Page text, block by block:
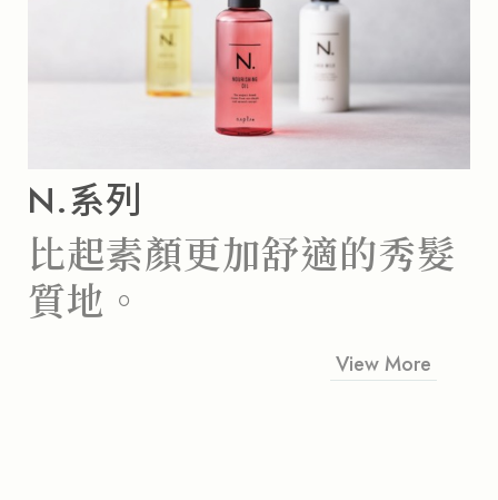
N.系列
比起素顏更加舒適的秀髮
質地。
View More